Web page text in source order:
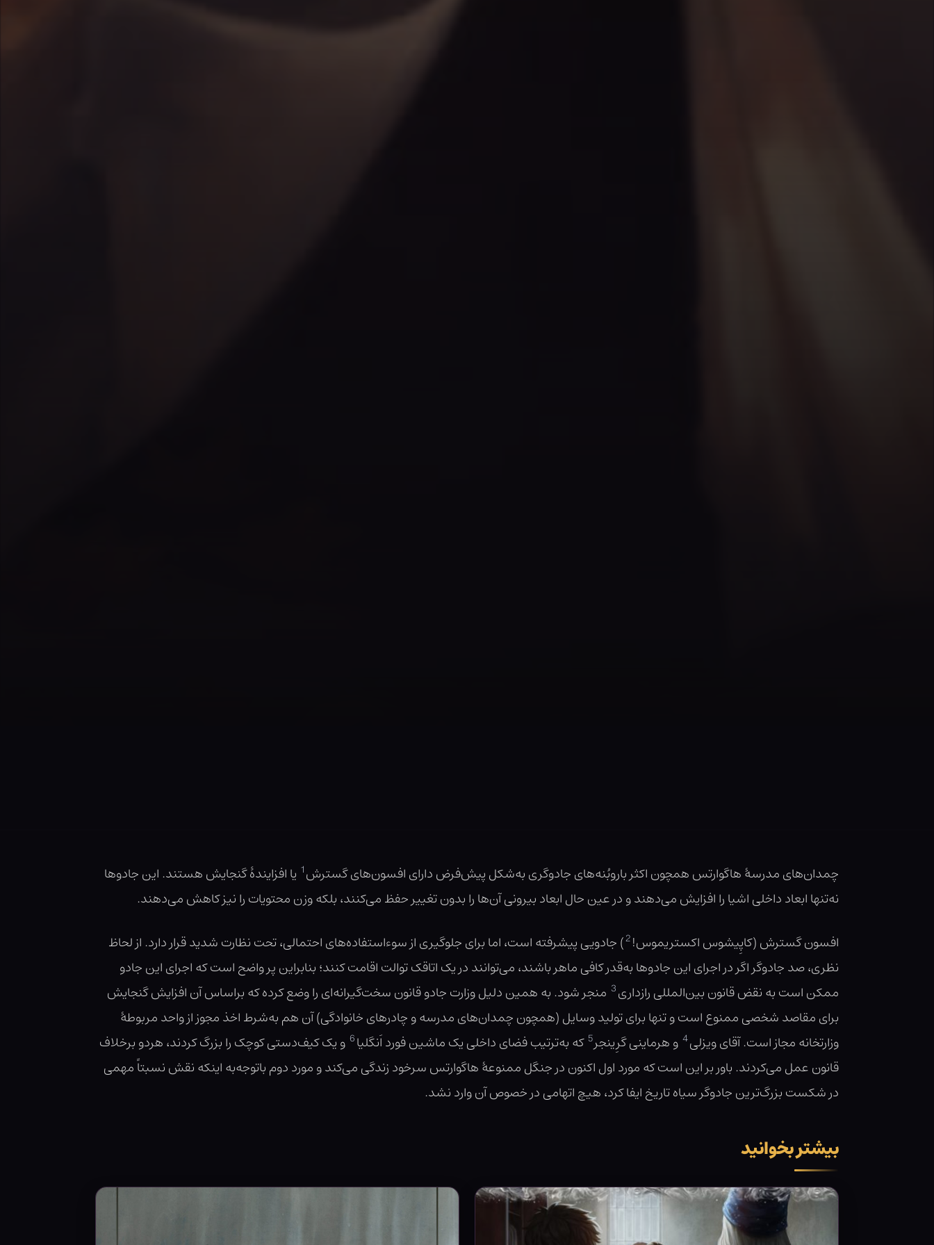
چمدان‌های مدرسهٔ هاگوارتس همچون اکثر باروبُنه‌های جادوگری به‌شکل پیش‌فرض دارای افسون‌های گسترش1 یا افزایندهٔ گنجایش هستند. این جادوها
نه‌تنها ابعاد داخلی اشیا را افزایش می‌دهند و در عین حال ابعاد بیرونی آن‌ها را بدون تغییر حفظ می‌کنند، بلکه وزن محتویات را نیز کاهش می‌دهند.
افسون گسترش (کاپِیشوس اکستریموس!2) جادویی پیشرفته است، اما برای جلوگیری از سوءاستفاده‌های احتمالی، تحت نظارت شدید قرار دارد. از لحاظ
نظری، صد جادوگر اگر در اجرای این جادوها به‌قدر کافی ماهر باشند، می‌توانند در یک اتاقک توالت اقامت کنند؛ بنابراین پر واضح است که اجرای این جادو
ممکن است به نقض قانون بین‌المللی رازداری3 منجر شود. به همین دلیل وزارت جادو قانون سخت‌گیرانه‌ای را وضع کرده که براساس آن افزایش گنجایش
برای مقاصد شخصی ممنوع است و تنها برای تولید وسایل (همچون چمدان‌های مدرسه و چادرهای خانوادگی) آن هم به‌شرط اخذ مجوز از واحد مربوطهٔ
وزارتخانه مجاز است. آقای ویزلی4 و هرماینی گرِینجر5 که به‌ترتیب فضای داخلی یک ماشین فورد اَنگلیا6 و یک کیف‌دستی کوچک را بزرگ کردند، هردو برخلاف
قانون عمل می‌کردند. باور بر این است که مورد اول اکنون در جنگل ممنوعهٔ هاگوارتس سرخود زندگی می‌کند و مورد دوم باتوجه‌به اینکه نقش نسبتاً مهمی
در شکست بزرگ‌ترین جادوگر سیاه تاریخ ایفا کرد، هیچ اتهامی در خصوص آن وارد نشد.
بیشتر بخوانید